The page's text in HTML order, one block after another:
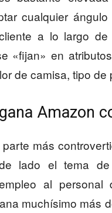
cualquier
a lo largo
«fijan» en
de camisa, tipo
Amazon
más
lado el tema
al personal
muchísimo más